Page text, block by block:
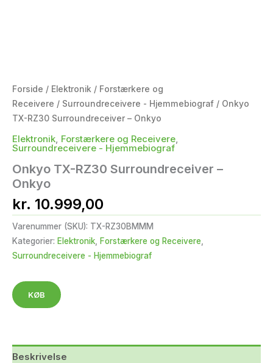
Forside / Elektronik / Forstærkere og
Receivere / Surroundreceivere - Hjemmebiograf / Onkyo
TX-RZ30 Surroundreceiver – Onkyo
Elektronik Forstærkere og Receivere
Surroundreceivere - Hjemmebiograf
Onkyo TX-RZ30 Surroundreceiver –
Onkyo
kr. 10.999,00
Varenummer (SKU): TX-RZ30BMMM
Kategorier: Elektronik, Forstærkere og Receivere,
Surroundreceivere - Hjemmebiograf
KØB
Beskrivelse